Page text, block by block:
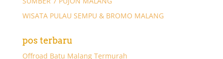
WISATA PULAU SEMPU & BROMO MALANG
pos terbaru
Offroad Batu Malang Termurah